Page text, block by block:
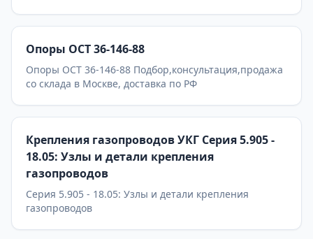
Опоры ОСТ 36-146-88
Опоры ОСТ 36-146-88 Подбор,консультация,продажа
со склада в Москве, доставка по РФ
Крепления газопроводов УКГ Серия 5.905 -
18.05: Узлы и детали крепления
газопроводов
Серия 5.905 - 18.05: Узлы и детали крепления
газопроводов